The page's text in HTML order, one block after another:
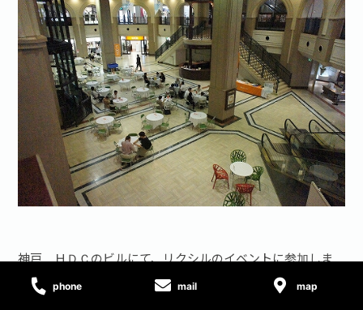
神戸、ＨＤＣのビルにて、リクシルのイベントに参加しま
した。phone mail map